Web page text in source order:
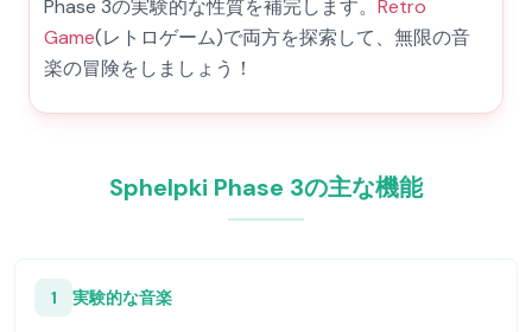
Phase 3の実験的な性質を補完します。 Retro
Game(レトロゲーム)で両方を探索して、無限の音
楽の冒険をしましょう！
Sphelpki Phase 3の主な機能
1 実験的な音楽